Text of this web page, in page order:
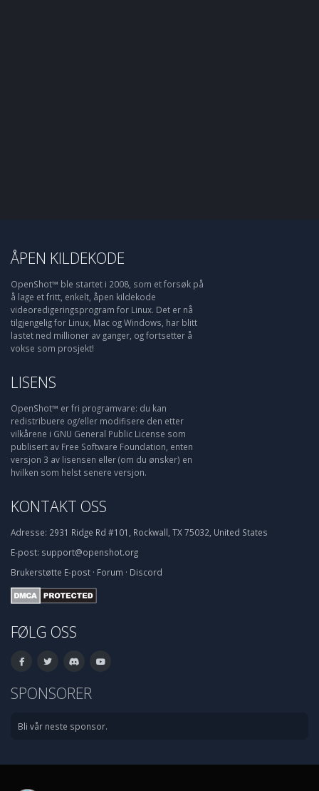
ÅPEN KILDEKODE
OpenShot™ ble startet i 2008, som et forsøk på
å lage et fritt, enkelt, åpen kildekode
videoredigeringsprogram for Linux. Det er nå
tilgjengelig for Linux, Mac og Windows, har blitt
lastet ned millioner av ganger, og fortsetter å
vokse som prosjekt!
LISENS
OpenShot™ er fri programvare: du kan
redistribuere og/eller modifisere den etter
vilkårene i GNU General Public License som
publisert av Free Software Foundation, enten
versjon 3 av lisensen eller (om du ønsker) en
hvilken som helst senere versjon.
KONTAKT OSS
Adresse: 2931 Ridge Rd #101, Rockwall, TX 75032, United States
E-post: support@openshot.org
Brukerstøtte E-post · Forum · Discord
FØLG OSS
SPONSORER
Bli vår neste sponsor.